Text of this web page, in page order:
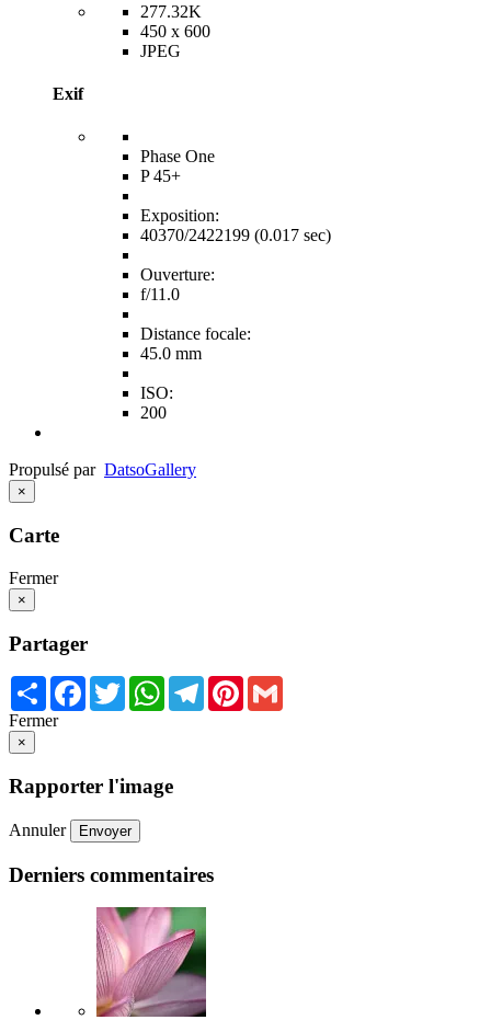
277.32K
450 x 600
JPEG
Exif
Phase One
P 45+
Exposition:
40370/2422199 (0.017 sec)
Ouverture:
f/11.0
Distance focale:
45.0 mm
ISO:
200
Propulsé par DatsoGallery
×
Carte
Fermer
×
Partager
Share Facebook
TwitterWhatsApp
TelegramPinterest
Fermer
×
Rapporter l'image
Annuler Envoyer
Derniers commentaires